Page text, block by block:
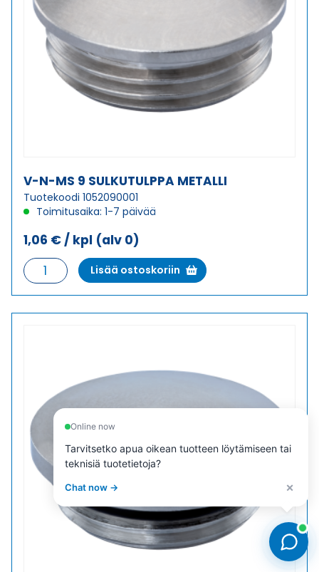
V-N-MS 9 SULKUTULPPA METALLI
Tuotekoodi 1052090001
Toimitusaika: 1-7 päivää
1,06 € / kpl (alv 0)
V-
N-
MS
Lisää ostoskoriin
Online now
Tarvitsetko apua oikean tuotteen löytämiseen tai
teknisiä tuotetietoja?
Chat now → ×